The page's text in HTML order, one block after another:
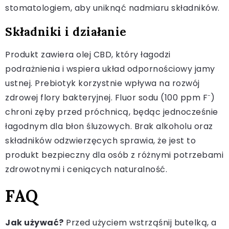
stomatologiem, aby uniknąć nadmiaru składników.
Składniki i działanie
Produkt zawiera olej CBD, który łagodzi
podrażnienia i wspiera układ odpornościowy jamy
ustnej. Prebiotyk korzystnie wpływa na rozwój
zdrowej flory bakteryjnej. Fluor sodu (100 ppm F⁻)
chroni zęby przed próchnicą, będąc jednocześnie
łagodnym dla błon śluzowych. Brak alkoholu oraz
składników odzwierzęcych sprawia, że jest to
produkt bezpieczny dla osób z różnymi potrzebami
zdrowotnymi i ceniących naturalność.
FAQ
Jak używać? Przed użyciem wstrząśnij butelką, a